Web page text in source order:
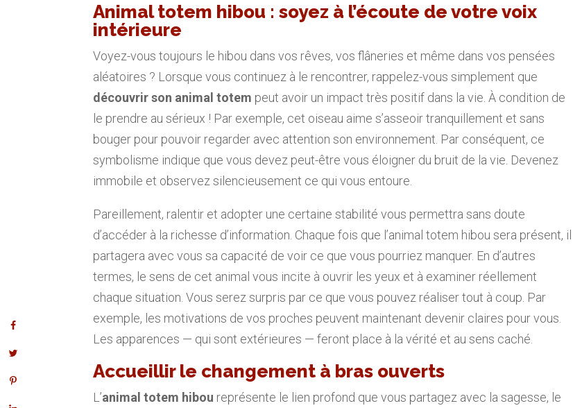
Animal totem hibou :soyez à l’écoute de votre voix
intérieure
Voyez-vous toujours le hibou dans vos rêves, vos flâneries et même dans vos pensées
aléatoires ? Lorsque vous continuez à le rencontrer, rappelez-vous simplement que
découvrir son animal totem peut avoir un impact très positif dans la vie. À condition de
le prendre au sérieux ! Par exemple, cet oiseau aime s’asseoir tranquillement et sans
bouger pour pouvoir regarder avec attention son environnement. Par conséquent, ce
symbolisme indique que vous devez peut-être vous éloigner du bruit de la vie. Devenez
immobile et observez silencieusement ce qui vous entoure.
Pareillement, ralentir et adopter une certaine stabilité vous permettra sans doute
d’accéder à la richesse d’information. Chaque fois que l’animal totem hibou sera présent, il
partagera avec vous sa capacité de voir ce que vous pourriez manquer. En d’autres
termes, le sens de cet animal vous incite à ouvrir les yeux et à examiner réellement
chaque situation. Vous serez surpris par ce que vous pouvez réaliser tout à coup. Par
exemple, les motivations de vos proches peuvent maintenant devenir claires pour vous.
Les apparences — qui sont extérieures — feront place à la vérité et au sens caché.
Accueillir le changement à bras ouverts
L’animal totem hibou représente le lien profond que vous partagez avec la sagesse, le